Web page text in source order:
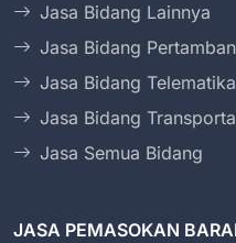
Jasa Bidang Lainnya
Jasa Bidang
Jasa Bidang Telematika
Jasa Bidang
Jasa Semua Bidang
JASA PEMASOKAN